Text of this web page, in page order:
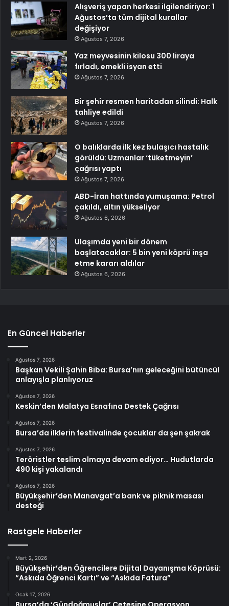
Alışveriş yapan herkesi ilgilendiriyor: 1
Ağustos’ta tüm dijital kurallar
değişiyor
Ağustos 7, 2026
Yaz meyvesinin kilosu 300 liraya
fırladı, emekli isyan etti
Ağustos 7, 2026
Bir şehir resmen haritadan silindi: Halk
tahliye edildi
Ağustos 7, 2026
O balıklarda ilk kez bulaşıcı hastalık
görüldü: Uzmanlar ‘tüketmeyin’
çağrısı yaptı
Ağustos 7, 2026
ABD-İran hattında yumuşama: Petrol
çakıldı, altın yükseliyor
Ağustos 6, 2026
Ulaşımda yeni bir dönem
başlatacaklar: 5 bin yeni köprü inşa
etme kararı aldılar
Ağustos 6, 2026
En Güncel Haberler
Ağustos 7, 2026
Başkan Vekili Şahin Biba: Bursa’nın geleceğini bütüncül
anlayışla planlıyoruz
Ağustos 7, 2026
Keskin’den Malatya Esnafına Destek Çağrısı
Ağustos 7, 2026
Bursa’da ilklerin festivalinde çocuklar da şen şakrak
Ağustos 7, 2026
Teröristler teslim olmaya devam ediyor… Hudutlarda
490 kişi yakalandı
Ağustos 7, 2026
Büyükşehir’den Manavgat’a bank ve piknik masası
desteği
Rastgele Haberler
Mart 2, 2026
Büyükşehir’den Öğrencilere Dijital Dayanışma Köprüsü:
“Askıda Öğrenci Kartı” ve “Askıda Fatura”
Ocak 17, 2026